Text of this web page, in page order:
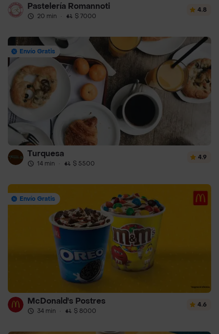
Pastelería Romannoti
20 min · $ 7000
4.8
Envío Gratis
Turquesa
14 min · $ 5500
4.9
Envío Gratis
McDonald's Postres
34 min · $ 8000
4.6